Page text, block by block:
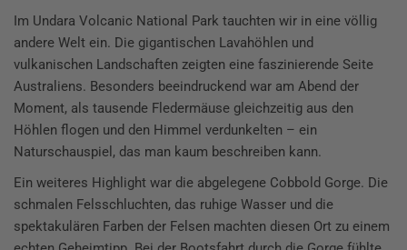
Im Undara Volcanic National Park tauchten wir in eine völlig
andere Welt ein. Die gigantischen Lavahöhlen und
vulkanischen Landschaften zeigten eine faszinierende Seite
Australiens. Besonders beeindruckend war am Abend der
Moment, als tausende Fledermäuse gleichzeitig aus den
Höhlen flogen und den Himmel verdunkelten – ein
Naturschauspiel, das man kaum beschreiben kann.
Ein weiteres Highlight war die abgelegene Cobbold Gorge. Die
schmalen Felsschluchten, das ruhige Wasser und die
spektakulären Farben der Felsen machten diesen Ort zu einem